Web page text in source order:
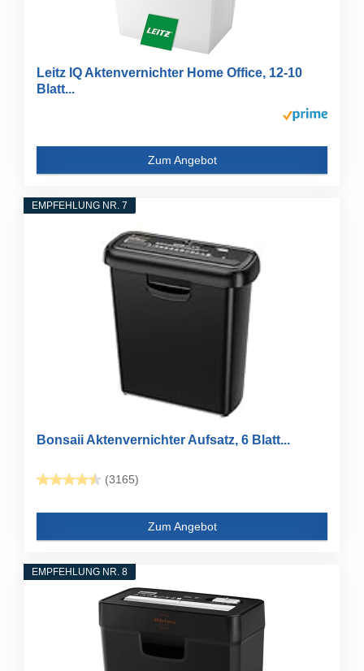
Leitz IQ Aktenvernichter Home Office, 12-10
Blatt...
Zum Angebot
EMPFEHLUNG NR. 7
Bonsaii Aktenvernichter Aufsatz, 6 Blatt...
(3165)
Zum Angebot
EMPFEHLUNG NR. 8